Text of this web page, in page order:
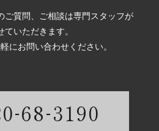
ご質問、ご相談は専門スタッフが
ていただきます。
にお問い合わせください。
-68-3190